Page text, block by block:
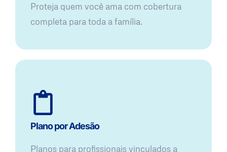
Proteja quem você ama com cobertura
completa para toda a família.
Plano por Adesão
Planos para profissionais vinculados a